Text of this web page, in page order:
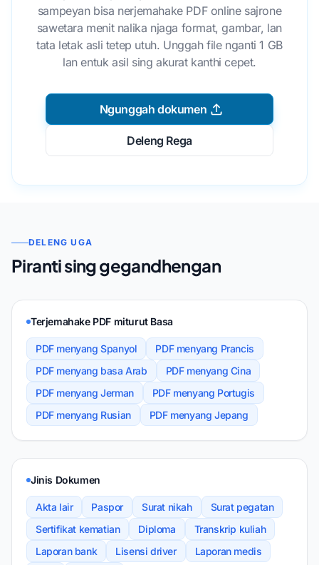
sampeyan bisa nerjemahake PDF online sajrone
sawetara menit nalika njaga format, gambar, lan
tata letak asli tetep utuh. Unggah file nganti 1 GB
lan entuk asil sing akurat kanthi cepet.
Ngunggah dokumen
Deleng Rega
DELENG UGA
Piranti sing gegandhengan
Terjemahake PDF miturut Basa
PDF menyang Spanyol
PDF menyang Prancis
PDF menyang basa Arab
PDF menyang Cina
PDF menyang Jerman
PDF menyang Portugis
PDF menyang Rusian
PDF menyang Jepang
Jinis Dokumen
Akta lair Paspor Surat nikah
Surat pegatan
Sertifikat kematian
Diploma
Transkrip kuliah
Laporan bank
Lisensi driver
Laporan medis